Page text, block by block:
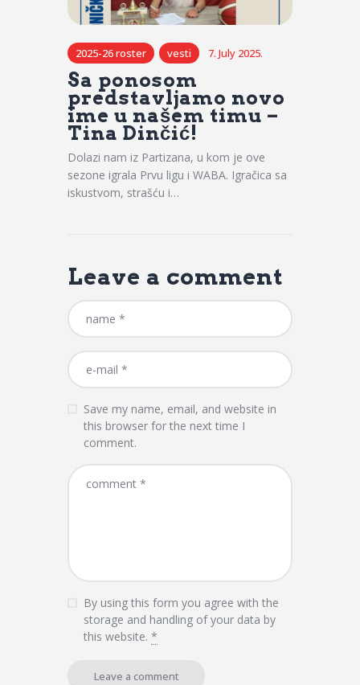
2025-26 roster vesti 7. July 2025.
Sa ponosom
predstavljamo novo
ime u našem timu –
Tina Dinčić!
Dolazi nam iz Partizana, u kom je ove
sezone igrala Prvu ligu i WABA. Igračica sa
iskustvom, strašću i…
Leave a comment
Save my name, email, and website in
this browser for the next time I
comment.
By using this form you agree with the
storage and handling of your data by
this website. *